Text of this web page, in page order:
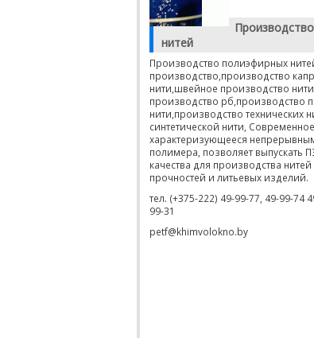
нитей
Производство полиэфирных
производство,производство
нити,швейное производство
производство рб,производство
нити,производство технических
синтетической нити,
характеризующееся
полимера, позволяет выпускать
качества для производства
прочностей и литьевых изделий.
тел. (+375-222) 49-99-77, 49-99-74
99-31
petf@khimvolokno.by